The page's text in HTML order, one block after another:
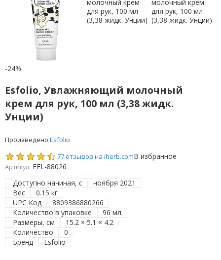
-24%
Esfolio, Увлажняющий молочный
крем для рук, 100 мл (3,38 жидк.
Унции)
Произведено Esfolio
77 отзывов на iherb.comВ избранное
Артикул: EFL-88026
Доступно начиная, с
ноября 2021
Вес
0.15 кг
UPC Код
8809386880266
Количество в упаковке
96 мл.
Размеры, см
15.2 × 5.1 × 4.2
Количество
0
Бренд
Esfolio